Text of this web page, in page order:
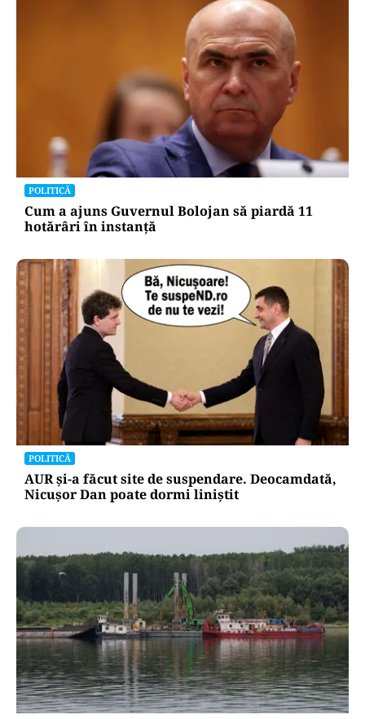
POLITICĂ
Cum a ajuns Guvernul Bolojan să piardă 11
hotărâri în instanță
POLITICĂ
AUR și-a făcut site de suspendare. Deocamdată,
Nicușor Dan poate dormi liniștit